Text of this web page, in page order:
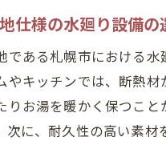
仕様の水廻り設備の
である札幌市における
やキッチンでは、断熱
りお湯を暖かく保つこ
次に、耐久性の高い素